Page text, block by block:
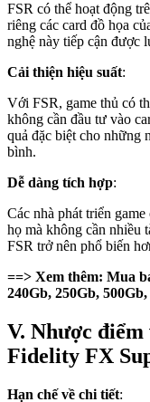
FSR có thể hoạt động
riêng các card đồ họa
nghệ này tiếp cận được
Cải thiện hiệu suất:
Với FSR, game thủ có
không cần đầu tư vào
quả đặc biệt cho những
bình.
Dễ dàng tích hợp:
Các nhà phát triển
họ mà không cần nhiều
FSR trở nên phổ biến
==> Xem thêm: Mua
240Gb, 250Gb,
V. Nhược
Fidelity FX
Hạn chế về chi tiết: